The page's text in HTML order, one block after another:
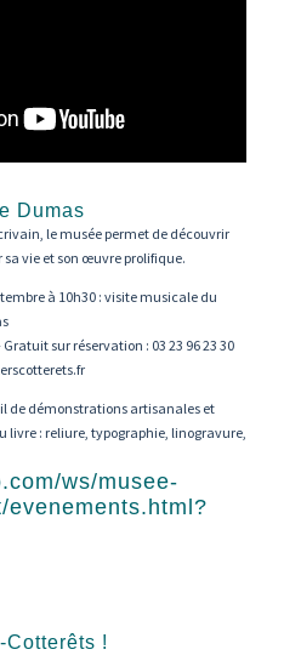
Dumas
le musée permet de découvrir
vie et son œuvre prolifique.
à 10h30 : visite musicale du
Gratuit sur réservation : 03 23 96 23 30
de démonstrations artisanales et
livre : reliure, typographie, linogravure,
ws/musee-
!